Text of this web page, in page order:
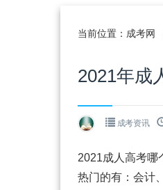
当前位置： 成考网
2021年成
成考资讯
2021成人高考哪
热门的有：会计